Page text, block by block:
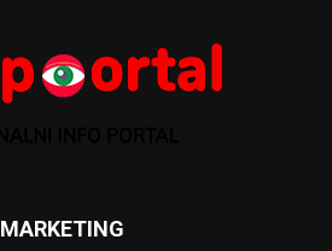
MARKETING